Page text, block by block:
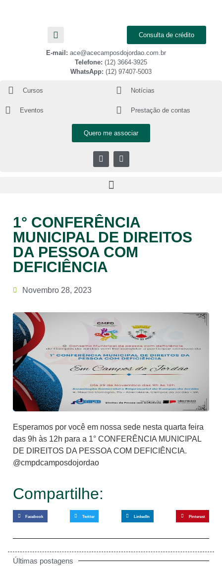
Consulta de crédito
E-mail: ace@acecamposdojordao.com.br
Telefone: (12) 3664-3925
WhatsApp: (12) 97407-5003
Cursos Notícias
Eventos Prestação de contas
Quero me associar
1° CONFERÊNCIA
MUNICIPAL DE DIREITOS
DA PESSOA COM
DEFICIÊNCIA
Novembro 28, 2023
Esperamos por você em nossa sede nesta quarta feira
das 9h às 12h para a 1° CONFERÊNCIA MUNICIPAL
DE DIREITOS DA PESSOA COM DEFICIÊNCIA.
@cmpdcamposdojordao
Compartilhe:
Facebook Twitter LinkedIn Pinterest
Últimas postagens